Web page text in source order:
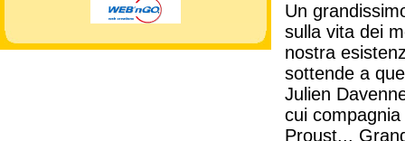
Un
sulla vita dei
nostra
sottende a
Julien
cui
Proust...